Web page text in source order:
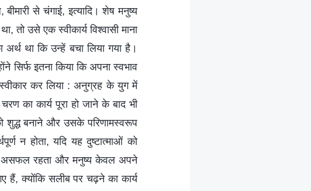
से चंगाई, इत्यादि। शेष मनुष्य
उसे एक स्वीकार्य विश्वासी माना
था कि उन्हें बचा लिया गया है।
सिर्फ इतना किया कि अपना स्वभाव
कर लिया : अनुग्रह के युग में
का कार्य पूरा हो जाने के बाद भी
शुद्ध बनाने और उसके परिणामस्वरूप
न होता, यदि यह दुष्टात्माओं को
में असफल रहता और मनुष्य केवल अपने
हैं, क्योंकि सलीब पर चढ़ने का कार्य